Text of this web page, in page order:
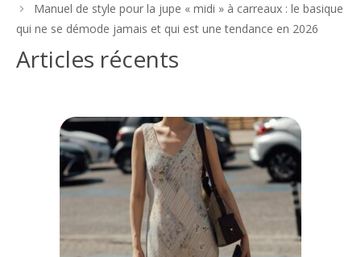
Manuel de style pour la jupe « midi » à carreaux : le basique
qui ne se démode jamais et qui est une tendance en 2026
Articles récents